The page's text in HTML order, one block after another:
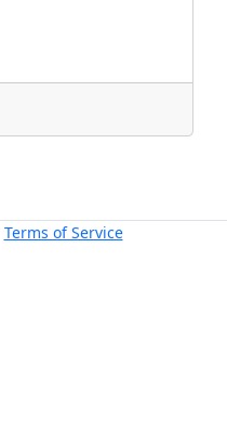
Terms of Service